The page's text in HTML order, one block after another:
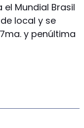
Mundial Brasil
local y se
y penúltima